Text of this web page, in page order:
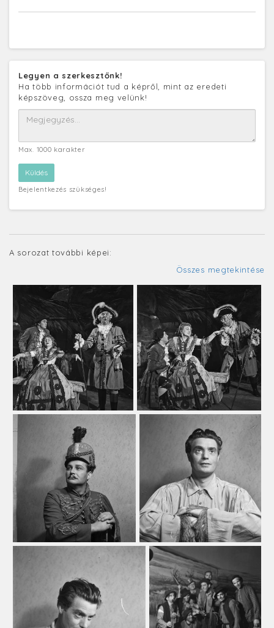
Legyen a szerkesztőnk!
Ha több információt tud a képről, mint az eredeti
képszöveg, ossza meg velünk!
Max. 1000 karakter
Bejelentkezés szükséges!
A sorozat további képei:
Összes megtekintése